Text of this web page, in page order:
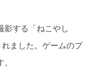
影する「ねこやし
ました。ゲームのプ